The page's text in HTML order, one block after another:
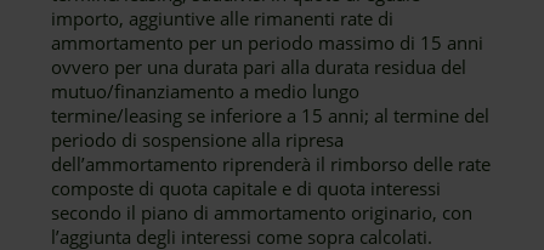
importo, aggiuntive alle rimanenti rate di
ammortamento per un periodo massimo di 15 anni
ovvero per una durata pari alla durata residua del
mutuo/finanziamento a medio lungo
termine/leasing se inferiore a 15 anni; al termine del
periodo di sospensione alla ripresa
dell’ammortamento riprenderà il rimborso delle rate
composte di quota capitale e di quota interessi
secondo il piano di ammortamento originario, con
l’aggiunta degli interessi come sopra calcolati.